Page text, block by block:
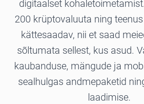
digitaalset
200 krüptovaluuta ning
kättesaadav, nii et saad
sõltumata sellest, kus asud.
kaubanduse, mängude ja
sealhulgas andmepaketid
laadimise.